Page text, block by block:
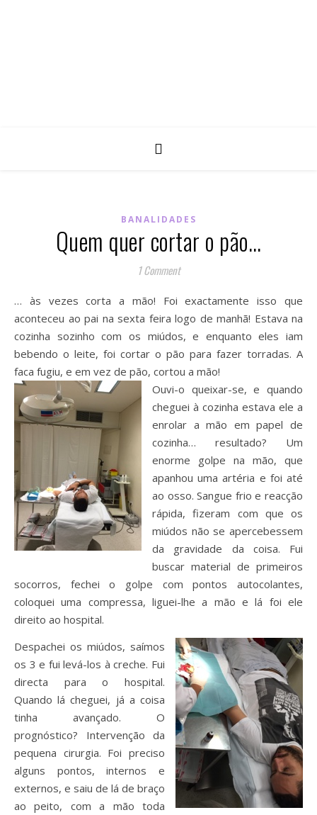
BANALIDADES
Quem quer cortar o pão…
1 Comment
… às vezes corta a mão! Foi exactamente isso que
aconteceu ao pai na sexta feira logo de manhã! Estava na
cozinha sozinho com os miúdos, e enquanto eles iam
bebendo o leite, foi cortar o pão para fazer torradas. A
faca fugiu, e em vez de pão, cortou a mão!
Ouvi-o queixar-se, e quando
cheguei à cozinha estava ele a
enrolar a mão em papel de
cozinha… resultado? Um
enorme golpe na mão, que
apanhou uma artéria e foi até
ao osso. Sangue frio e reacção
rápida, fizeram com que os
miúdos não se apercebessem
da gravidade da coisa. Fui
buscar material de primeiros
socorros, fechei o golpe com pontos autocolantes,
coloquei uma compressa, liguei-lhe a mão e lá foi ele
direito ao hospital.
Despachei os miúdos, saímos
os 3 e fui levá-los à creche. Fui
directa para o hospital.
Quando lá cheguei, já a coisa
tinha avançado. O
prognóstico? Intervenção da
pequena cirurgia. Foi preciso
alguns pontos, internos e
externos, e saiu de lá de braço
ao peito, com a mão toda